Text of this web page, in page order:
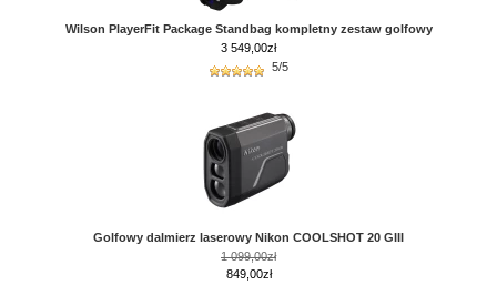
Wilson PlayerFit Package Standbag kompletny zestaw golfowy
3 549,00zł
5/5
Golfowy dalmierz laserowy Nikon COOLSHOT 20 GIII
1 099,00zł
849,00zł